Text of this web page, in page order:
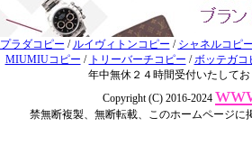
プラダコピー / ルイヴィトンコピー / シャネルコピ
MIUMIUコピー / トリーバーチコピー /ボッテガコ
年中無休２４時間受付いたして
Copyright (C) 2016-2024
禁無断複製、無断転載、このホームページ